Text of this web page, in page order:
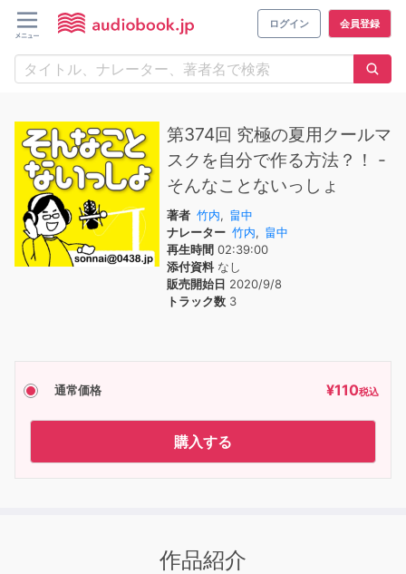
ログイン 会員登録
第374回 究極の夏用クールマ
スクを自分で作る方法？！ -
そんなことないっしょ
著者 竹内, 畠中
ナレーター 竹内, 畠中
再生時間 02:39:00
添付資料なし
販売開始日 2020/9/8
トラック数 3
通常価格 ¥110税込
購入する
作品紹介